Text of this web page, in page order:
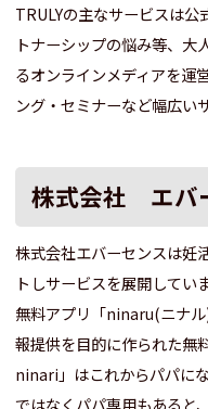
TRULYの主なサービスは
トナーシップの悩み等、大
るオンラインメディアを運
ング・セミナーなど幅広い
株式会社 エバ
株式会社エバーセンスは妊
トしサービスを展開してい
無料アプリ「ninaru(ニナ
報提供を目的に作られた無
ninari」はこれからパパに
ではなくパパ専用もあると